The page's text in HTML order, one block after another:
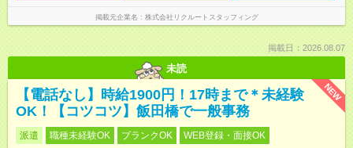
掲載元企業名 株式会社リクルートスタッフィング
掲載日：2026.08.07
未読
NEW
【電話なし】時給1900円！17時まで＊未経験
OK！【コツコツ】飯田橋で一般事務
派遣 職種未経験OK ブランクOK WEB登録・面接OK